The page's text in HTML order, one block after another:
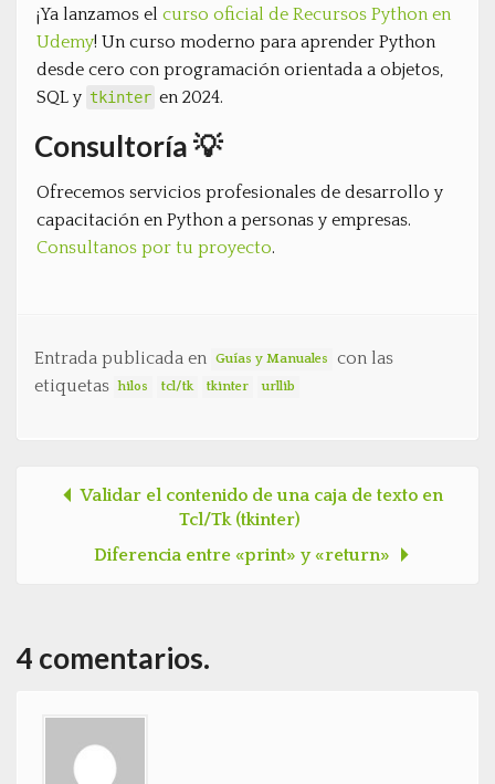
¡Ya lanzamos el curso oficial de Recursos Python en
Udemy! Un curso moderno para aprender Python
desde cero con programación orientada a objetos,
SQL y tkinter en 2024.
Consultoría 💡
Ofrecemos servicios profesionales de desarrollo y
capacitación en Python a personas y empresas.
Consultanos por tu proyecto.
Entrada publicada en Guías y Manuales
con las
etiquetas
hilos tcl/tk tkinter urllib
Post navigation
Validar el contenido de una caja de texto en
Tcl/Tk (tkinter)
Diferencia entre «print» y «return»
4 comentarios.